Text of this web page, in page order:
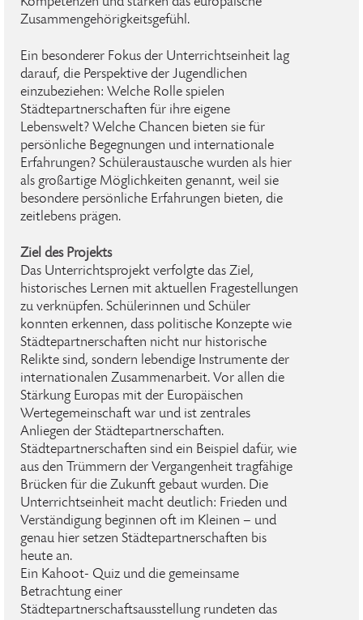
Zusammengehörigkeitsgefühl.
Ein besonderer Fokus der Unterrichtseinheit lag
darauf, die Perspektive der Jugendlichen
einzubeziehen: Welche Rolle spielen
Städtepartnerschaften für ihre eigene
Lebenswelt? Welche Chancen bieten sie für
persönliche Begegnungen und internationale
Erfahrungen? Schüleraustausche wurden als hier
als großartige Möglichkeiten genannt, weil sie
besondere persönliche Erfahrungen bieten, die
zeitlebens prägen.
Ziel des Projekts
Das Unterrichtsprojekt verfolgte das Ziel,
historisches Lernen mit aktuellen Fragestellungen
zu verknüpfen. Schülerinnen und Schüler
konnten erkennen, dass politische Konzepte wie
Städtepartnerschaften nicht nur historische
Relikte sind, sondern lebendige Instrumente der
internationalen Zusammenarbeit. Vor allen die
Stärkung Europas mit der Europäischen
Wertegemeinschaft war und ist zentrales
Anliegen der Städtepartnerschaften.
Städtepartnerschaften sind ein Beispiel dafür, wie
aus den Trümmern der Vergangenheit tragfähige
Brücken für die Zukunft gebaut wurden. Die
Unterrichtseinheit macht deutlich: Frieden und
Verständigung beginnen oft im Kleinen – und
genau hier setzen Städtepartnerschaften bis
heute an.
Ein Kahoot- Quiz und die gemeinsame
Betrachtung einer
Städtepartnerschaftsausstellung rundeten das